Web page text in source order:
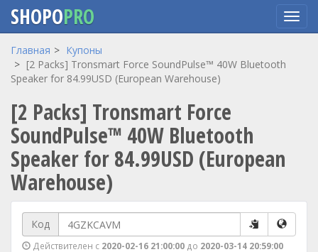
Перейти
основному
SHOPOPRO
Главная
Купоны
[2 Packs] Tronsmart Force SoundPulse™ 40W Bluetooth
Speaker for 84.99USD (European Warehouse)
[2 Packs] Tronsmart Force
SoundPulse™ 40W Bluetooth
Speaker for 84.99USD (European
Warehouse)
Код
Действителен с 2020-02-16 21:00:00 до 2020-03-14 20:59:00